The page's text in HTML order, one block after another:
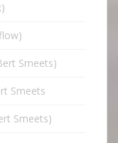
Smeets)
Smeets
Smeets)